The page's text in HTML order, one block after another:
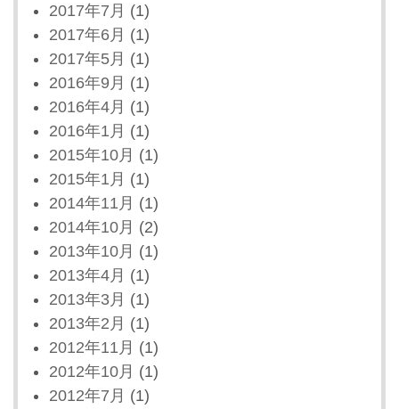
2017年7月 (1)
2017年6月 (1)
2017年5月 (1)
2016年9月 (1)
2016年4月 (1)
2016年1月 (1)
2015年10月 (1)
2015年1月 (1)
2014年11月 (1)
2014年10月 (2)
2013年10月 (1)
2013年4月 (1)
2013年3月 (1)
2013年2月 (1)
2012年11月 (1)
2012年10月 (1)
2012年7月 (1)